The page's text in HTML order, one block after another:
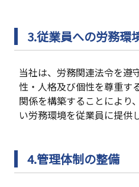
3.従業員への労務環
当社は、労務関連法令を遵
性・人格及び個性を尊重す
関係を構築することにより
い労務環境を従業員に提供
4.管理体制の整備